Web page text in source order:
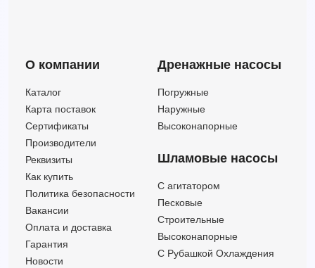
О компании
Каталог
Карта поставок
Сертификаты
Производители
Реквизиты
Как купить
Политика безопасности
Вакансии
Оплата и доставка
Гарантия
Новости
Дренажные насосы
Погружные
Наружные
Высоконапорные
Шламовые насосы
C агитатором
Песковые
Строительные
Высоконапорные
С Рубашкой Охлаждения